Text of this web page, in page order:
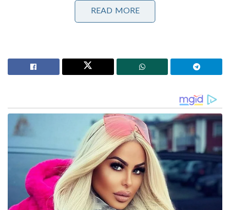
നാട്ടിലേക്ക് വണ്ടി കിട്ടും ! മലയാളികൾക്ക്
ഓണസമ്മാനവുമായി റെയിൽവേ; 112 സ്പെഷ്യൽ
എന്നെ പറ്റി ഒരാളും ദൈവവുമായി പറയാൻ
പാടില്ലെന്നാണ് ഗുരു പറഞ്ഞത്. ശ്രീനാരായണ
നമുക്കുണ്ടോ. അദ്ദേഹം ജീവിച്ചിരിക്കുമ്പോൾ
ദൈവമായി ചിത്രികരിച്ചപ്പോൾ താൻ ഒരു സാധാരണ
മനുഷ്യൻ എന്നാണ് അദ്ദേഹം പറഞ്ഞത്.
ഏതുനേതാവായാലും ഏത് വ്യക്തിയായാലും അവർ
പാർട്ടിക്ക് നൽകിയ സംഭവാന വിലപ്പെട്ടതാണ്.
എന്നാൽ പാർട്ടിയാണ് വലുത്. അങ്ങനെ
ചിത്രീകരിക്കപ്പെട്ട നേതാവിന്റെ അഭിപ്രായവും ഇതാണ്
വ്യക്തികളേക്കാൾ പ്രധാനം പാർട്ടിയാണ്.ഏത്
READ MORE